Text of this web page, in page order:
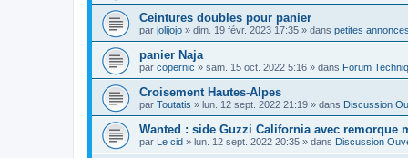
Ceintures doubles pour panier
par jolijojo » dim. 19 févr. 2023 17:35 » dans petites
panier Naja
par copernic » sam. 15 oct. 2022 5:16 » dans Forum
Croisement Hautes-Alpes
par Toutatis » lun. 12 sept. 2022 21:19 » dans Discussion
Wanted : side Guzzi California avec remorque
par Le cid » lun. 12 sept. 2022 20:35 » dans Discussion